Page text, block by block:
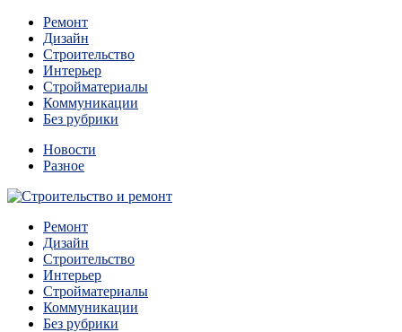
Перейти
содержимому
Ремонт
Дизайн
Строительство
Интерьер
Стройматериалы
Коммуникации
Без рубрики
Новости
Разное
Строительство и ремонт
Квартиры и дома, в которых живут разные люди, очень
отличаются между собой.
Ремонт
Дизайн
Строительство
Интерьер
Стройматериалы
Коммуникации
Без рубрики